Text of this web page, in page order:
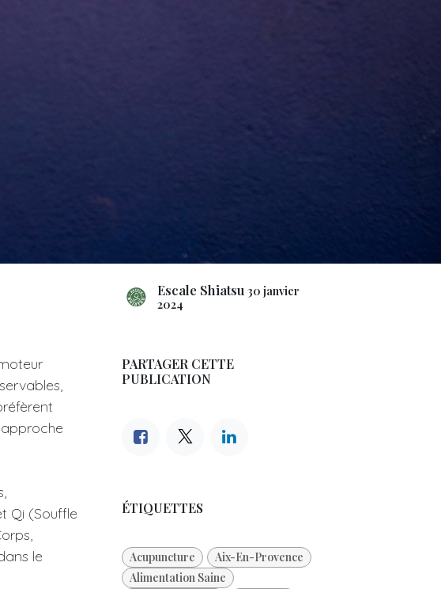
Qi (Souffle
le
Escale Shiatsu 30 janvier
2024
PARTAGER CETTE
PUBLICATION
ÉTIQUETTES
Acupuncture
Aix-En-Provence
Alimentation Saine